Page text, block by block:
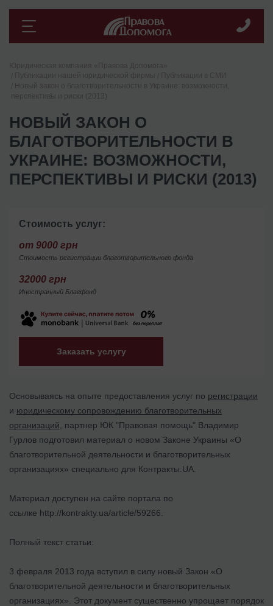
НОВЫЙ ЗАКОН О
БЛАГОТВОРИТЕЛЬНОСТИ В
УКРАИНЕ: ВОЗМОЖНОСТИ,
ПЕРСПЕКТИВЫ И РИСКИ (2013)
Стоимость услуг:
от 9000 грн
Стоимость регистрации благотворительного фонда
32000 грн
Иностранный Благфонд
Заказать услугу
Основываясь на опыте предоставления услуг по регистрации
и юридическому сопровождению благотворительных
организаций , партнер ЮК "Правовая помощь" Владимир
Гурлов подготовил материал о новом Законе Украины «О
благотворительной деятельности и благотворительных
организациях» специально для Контракты.UA.
Материал доступен на сайте портала по
ссылке http://kontrakty.ua/article/59266.
Полный текст статьи:
3 февраля 2013 года вступил в силу новый Закон «О
благотворительной деятельности и благотворительных
организациях». Этот документ существенно упрощает порядок